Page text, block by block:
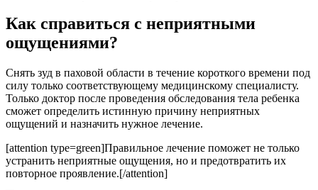
Как справиться с неприятными
ощущениями?
Снять зуд в паховой области в течение короткого времени под
силу только соответствующему медицинскому специалисту.
Только доктор после проведения обследования тела ребенка
сможет определить истинную причину неприятных
ощущений и назначить нужное лечение.
[attention type=green]Правильное лечение поможет не только
устранить неприятные ощущения, но и предотвратить их
повторное проявление.[/attention]